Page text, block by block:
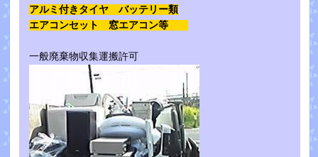
アルミ付きタイヤ バッテリー類
エアコンセット 窓エアコン等
一般廃棄物収集運搬許可